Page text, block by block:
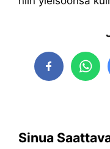
Sinua